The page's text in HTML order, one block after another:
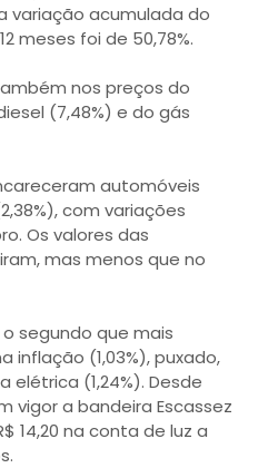
variação acumulada do
meses foi de 50,78%.
nos preços do
(7,48%) e do gás
automóveis
com variações
Os valores das
mas menos que no
segundo que mais
inflação (1,03%), puxado,
elétrica (1,24%). Desde
vigor a bandeira Escassez
14,20 na conta de luz a